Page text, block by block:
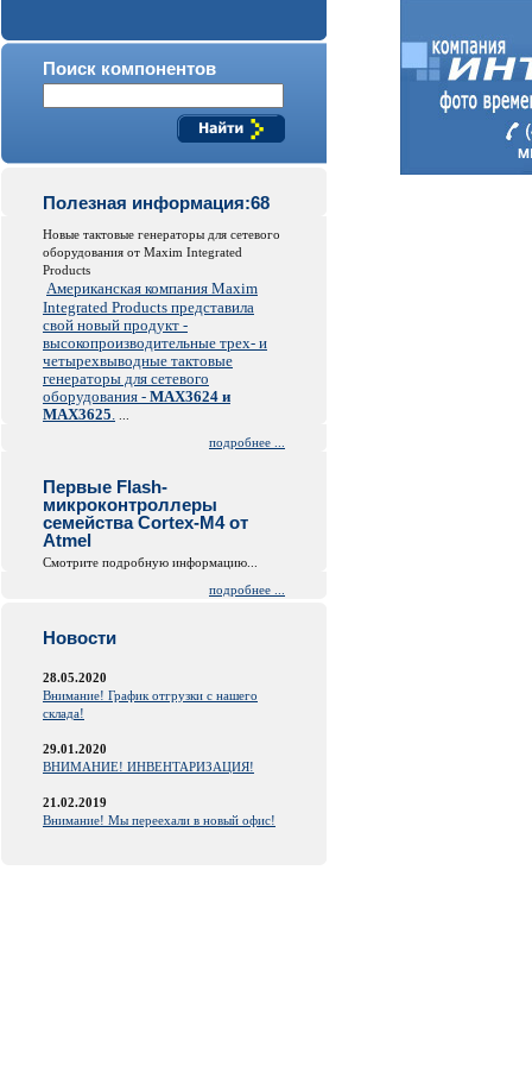
Поиск компонентов
Полезная информация:68
Новые тактовые генераторы для сетевого
оборудования от Maxim Integrated
Products
Американская компания Maxim
Integrated Products представила
свой новый продукт -
высокопроизводительные трех- и
четырехвыводные тактовые
генераторы для сетевого
оборудования - MAX3624 и
MAX3625.
подробнее ...
Первые Flash-
микроконтроллеры
семейства Cortex-M4 от
Atmel
Смотрите подробную информацию...
подробнее ...
Новости
28.05.2020
Внимание! График отгрузки с нашего
склада!
29.01.2020
ВНИМАНИЕ! ИНВЕНТАРИЗАЦИЯ!
21.02.2019
Внимание! Мы переехали в новый офис!